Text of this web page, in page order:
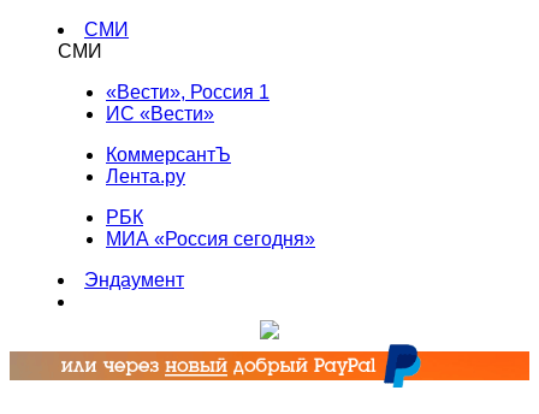
СМИ
СМИ
«Вести», Россия 1
ИС «Вести»
КоммерсантЪ
Лента.ру
РБК
МИА «Россия сегодня»
Эндаумент